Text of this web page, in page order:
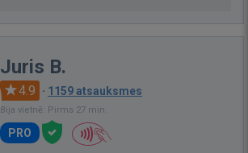
Juris B.
4.9 · 1159 atsauksmes
Bija vietnē: Pirms 27 min.
PRO